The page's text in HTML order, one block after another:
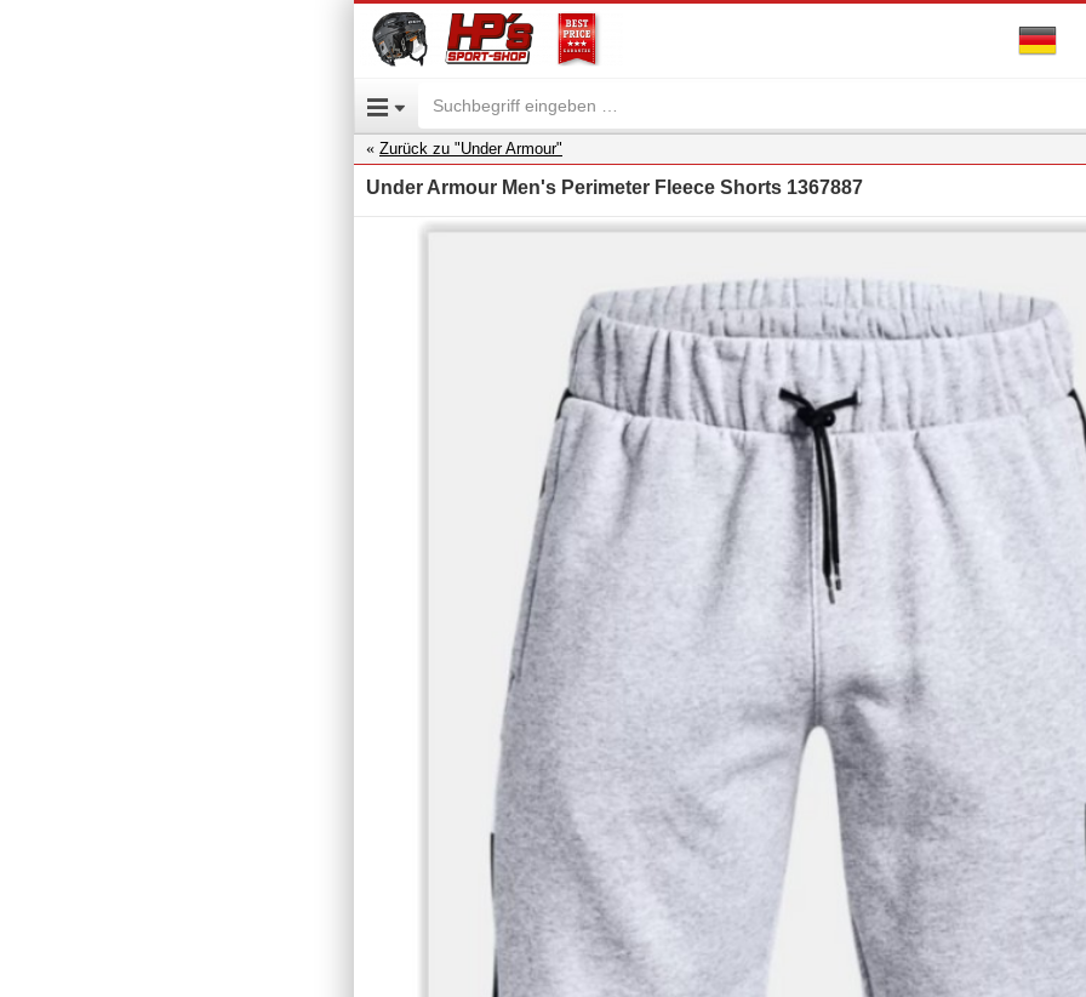
Zurück zu "Under Armour"
Under Armour Men's Perimeter Fleece Shorts 1367887